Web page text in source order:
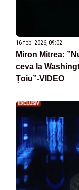
16 feb. 2026, 09:02
Miron Mitrea:
ceva la
Țoiu”-VIDEO